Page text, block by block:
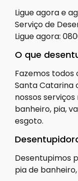
Ligue agora e
Serviço de
Ligue agora:
O que
Fazemos todos
Santa Catarina
nossos
banheiro, pia,
esgoto.
Desentupimos
pia de